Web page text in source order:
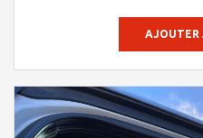
AJOUTER